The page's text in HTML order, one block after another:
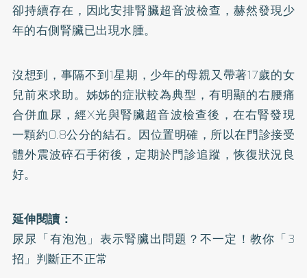
卻持續存在，因此安排腎臟超音波檢查，赫然發現少
年的右側腎臟已出現水腫。
沒想到，事隔不到1星期，少年的母親又帶著17歲的女
兒前來求助。姊姊的症狀較為典型，有明顯的右腰痛
合併血尿，經X光與腎臟超音波檢查後，在右腎發現
一顆約0.8公分的結石。因位置明確，所以在門診接受
體外震波碎石手術後，定期於門診追蹤，恢復狀況良
好。
延伸閱讀：
尿尿「有泡泡」表示腎臟出問題？不一定！教你「3
招」判斷正不正常